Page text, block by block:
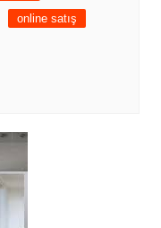
online satış